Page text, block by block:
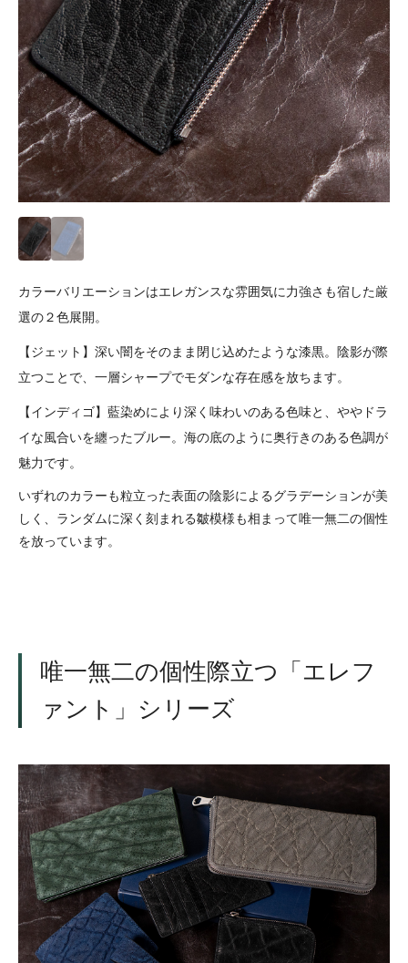
カラーバリエーションはエレガンスな雰囲気に力強さも宿した厳
選の２色展開。
【ジェット】深い闇をそのまま閉じ込めたような漆黒。陰影が際
立つことで、一層シャープでモダンな存在感を放ちます。
【インディゴ】藍染めにより深く味わいのある色味と、ややドラ
イな風合いを纏ったブルー。海の底のように奥行きのある色調が
魅力です。
いずれのカラーも粒立った表面の陰影によるグラデーションが美
しく、ランダムに深く刻まれる皺模様も相まって唯一無二の個性
を放っています。
唯一無二の個性際立つ「エレフ
ァント」シリーズ